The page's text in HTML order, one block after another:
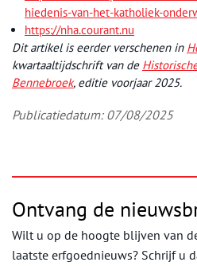
hiedenis-van-het-katholiek-
https://nha.courant.nu
Dit artikel is eerder verschenen in
kwartaaltijdschrift van de
Bennebroek, editie voorjaar 2025.
Publicatiedatum: 07/08/2025
Ontvang de
Wilt u op de hoogte blijven van
laatste erfgoednieuws? Schrijf u